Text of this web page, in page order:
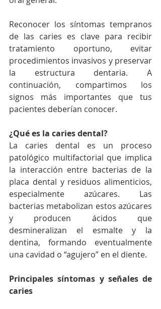
Reconocer los síntomas tempranos
de las caries es clave para recibir
tratamiento oportuno, evitar
procedimientos invasivos y preservar
la estructura dentaria. A
continuación, compartimos los
signos más importantes que tus
pacientes deberían conocer.
¿Qué es la caries dental?
La caries dental es un proceso
patológico multifactorial que implica
la interacción entre bacterias de la
placa dental y residuos alimenticios,
especialmente azúcares. Las
bacterias metabolizan estos azúcares
y producen ácidos que
desmineralizan el esmalte y la
dentina, formando eventualmente
una cavidad o “agujero” en el diente.
Principales síntomas y señales de
caries